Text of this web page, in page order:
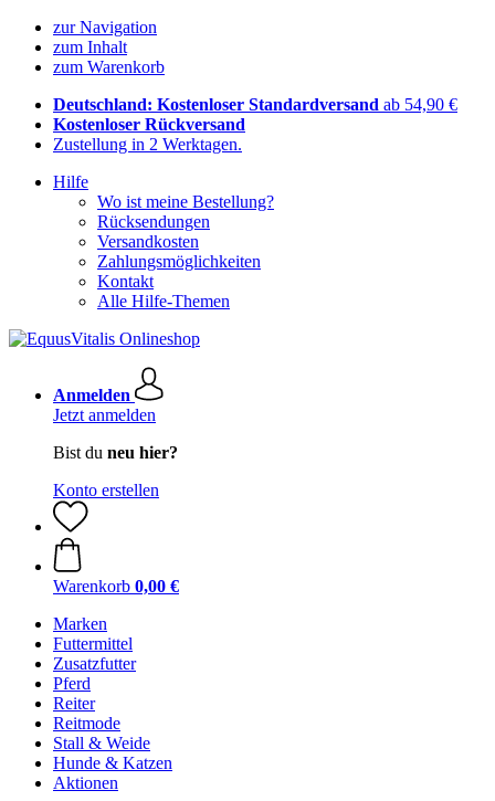
zur Navigation
zum Inhalt
zum Warenkorb
Deutschland: Kostenloser Standardversand ab 54,90 €
Kostenloser Rückversand
Zustellung in 2 Werktagen.
Hilfe
Wo ist meine Bestellung?
Rücksendungen
Versandkosten
Zahlungsmöglichkeiten
Kontakt
Alle Hilfe-Themen
Anmelden
Jetzt anmelden
Bist du neu hier?
Konto erstellen
Warenkorb 0,00 €
Marken
Futtermittel
Zusatzfutter
Pferd
Reiter
Reitmode
Stall & Weide
Hunde & Katzen
Aktionen